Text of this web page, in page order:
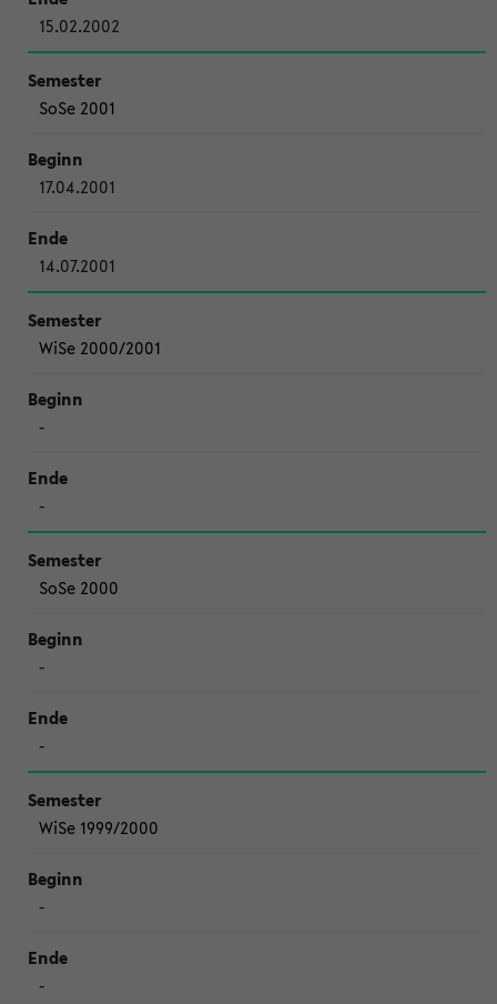
15.02.2002
SoSe 2001
17.04.2001
14.07.2001
WiSe 2000/2001
-
-
SoSe 2000
-
-
WiSe 1999/2000
-
-